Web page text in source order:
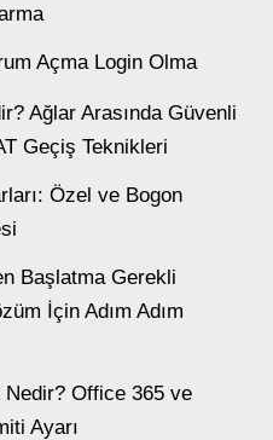
Açma Login Olma
Ağlar Arasında Güvenli
Geçiş Teknikleri
Özel ve Bogon
Başlatma Gerekli
İçin Adım Adım
Office 365 ve
Ayarı